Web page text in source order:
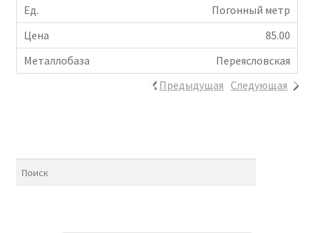
Погонный метр
85.00
Переясловская
Предыдущая Следующая